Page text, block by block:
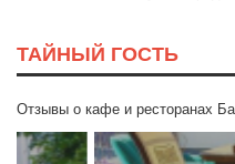
ТАЙНЫЙ ГОСТЬ
Отзывы о кафе и ресторанах